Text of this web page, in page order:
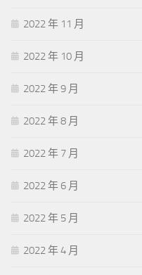
2022 年 11 月
2022 年 10 月
2022 年 9 月
2022 年 8 月
2022 年 7 月
2022 年 6 月
2022 年 5 月
2022 年 4 月